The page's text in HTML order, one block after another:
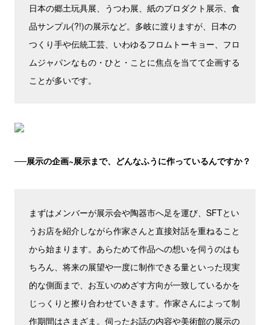
日本の郷土玩具展、うつわ展、紙のプロダクト展示、食
品サンプル(?!)の展示など。多岐に渡りますが、日本の
つくり手や伝統工芸、いわゆるフロムトーキョー、フロ
ムジャパンなもの・ひと・ことに焦点を当てて企画する
ことが多いです。
──展示の企画~展示まで、どんなふうに作っているんですか？
まずはメンバーが展示会や陶器市へ足を運び、SFTとい
うお店を紹介しながら作家さんと直接対話を重ねること
から始まります。あらためて作品への想いを伺うのはも
ちろん、将来の展望や一度に制作できる量といった現実
的な側面まで、お互いのめざす方向が一致しているかを
じっくりと擦り合わせていきます。作家さんによって制
作期間はさまざま。伺ったお話の内容や美術館の展示の